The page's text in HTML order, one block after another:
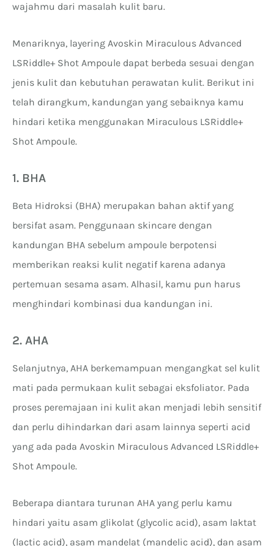
wajahmu dari masalah kulit baru.
Menariknya, layering Avoskin Miraculous Advanced
LSRiddle+ Shot Ampoule dapat berbeda sesuai dengan
jenis kulit dan kebutuhan perawatan kulit. Berikut ini
telah dirangkum, kandungan yang sebaiknya kamu
hindari ketika menggunakan Miraculous LSRiddle+
Shot Ampoule.
1. BHA
Beta Hidroksi (BHA) merupakan bahan aktif yang
bersifat asam. Penggunaan skincare dengan
kandungan BHA sebelum ampoule berpotensi
memberikan reaksi kulit negatif karena adanya
pertemuan sesama asam. Alhasil, kamu pun harus
menghindari kombinasi dua kandungan ini.
2. AHA
Selanjutnya, AHA berkemampuan mengangkat sel kulit
mati pada permukaan kulit sebagai eksfoliator. Pada
proses peremajaan ini kulit akan menjadi lebih sensitif
dan perlu dihindarkan dari asam lainnya seperti acid
yang ada pada Avoskin Miraculous Advanced LSRiddle+
Shot Ampoule.
Beberapa diantara turunan AHA yang perlu kamu
hindari yaitu asam glikolat (glycolic acid), asam laktat
(lactic acid), asam mandelat (mandelic acid), dan asam